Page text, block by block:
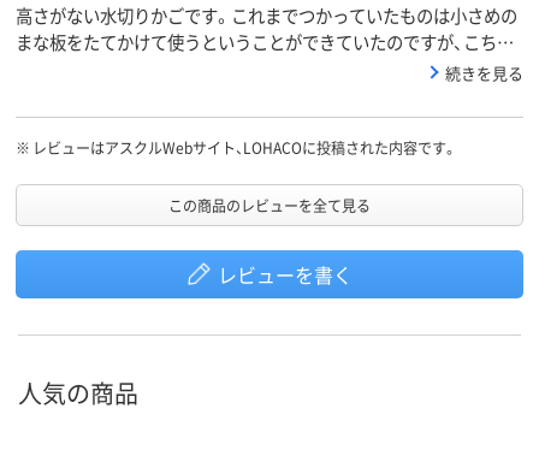
高さがない水切りかごです。これまでつかっていたものは小さめの
まな板をたてかけて使うということができていたのですが、こちら
ではできなくなりました。圧迫感はないので、普通にコップなどを
続きを見る
※ レビューはアスクルWebサイト、LOHACOに投稿された内容です。
この商品のレビューを全て見る
レビューを書く
人気の商品